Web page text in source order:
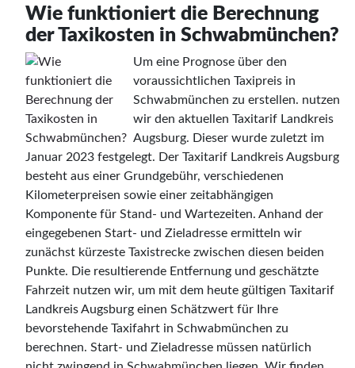
Wie funktioniert die Berechnung
der Taxikosten in Schwabmünchen?
Um eine Prognose über den
voraussichtlichen Taxipreis in
Schwabmünchen zu erstellen. nutzen
wir den aktuellen Taxitarif Landkreis
Augsburg. Dieser wurde zuletzt im
Januar 2023 festgelegt. Der Taxitarif Landkreis Augsburg
besteht aus einer Grundgebühr, verschiedenen
Kilometerpreisen sowie einer zeitabhängigen
Komponente für Stand- und Wartezeiten. Anhand der
eingegebenen Start- und Zieladresse ermitteln wir
zunächst kürzeste Taxistrecke zwischen diesen beiden
Punkte. Die resultierende Entfernung und geschätzte
Fahrzeit nutzen wir, um mit dem heute gültigen Taxitarif
Landkreis Augsburg einen Schätzwert für Ihre
bevorstehende Taxifahrt in Schwabmünchen zu
berechnen. Start- und Zieladresse müssen natürlich